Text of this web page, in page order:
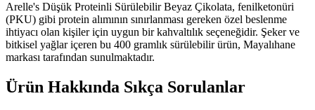
Arelle's Düşük Proteinli Sürülebilir Beyaz Çikolata, fenilketonüri
(PKU) gibi protein alımının sınırlanması gereken özel beslenme
ihtiyacı olan kişiler için uygun bir kahvaltılık seçeneğidir. Şeker ve
bitkisel yağlar içeren bu 400 gramlık sürülebilir ürün, Mayalıhane
markası tarafından sunulmaktadır.
Ürün Hakkında Sıkça Sorulanlar